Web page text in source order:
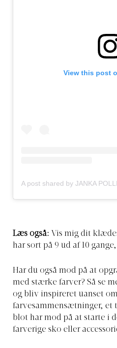
View this post
A post shared by JANKA
Læs også: Vis mig dit
har sort på 9 ud af 10
Har du også mod på at
med stærke farver? Så se
og bliv inspireret uanset
farvesammensætninger, et
blot har mod på at starte i
farverige sko eller